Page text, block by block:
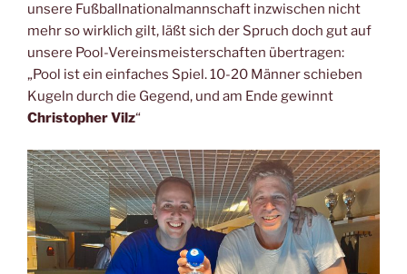
unsere Fußballnationalmannschaft inzwischen nicht
mehr so wirklich gilt, läßt sich der Spruch doch gut auf
unsere Pool-Vereinsmeisterschaften übertragen:
„Pool ist ein einfaches Spiel. 10-20 Männer schieben
Kugeln durch die Gegend, und am Ende gewinnt
Christopher Vilz“